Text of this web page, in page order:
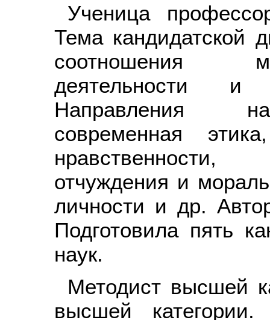
Ученица
Тема кандидатской
соотношения
деятельности и
Направления
современная
отчуждения и
личности и др.
Подготовила пять
наук.
Методист высшей
высшей